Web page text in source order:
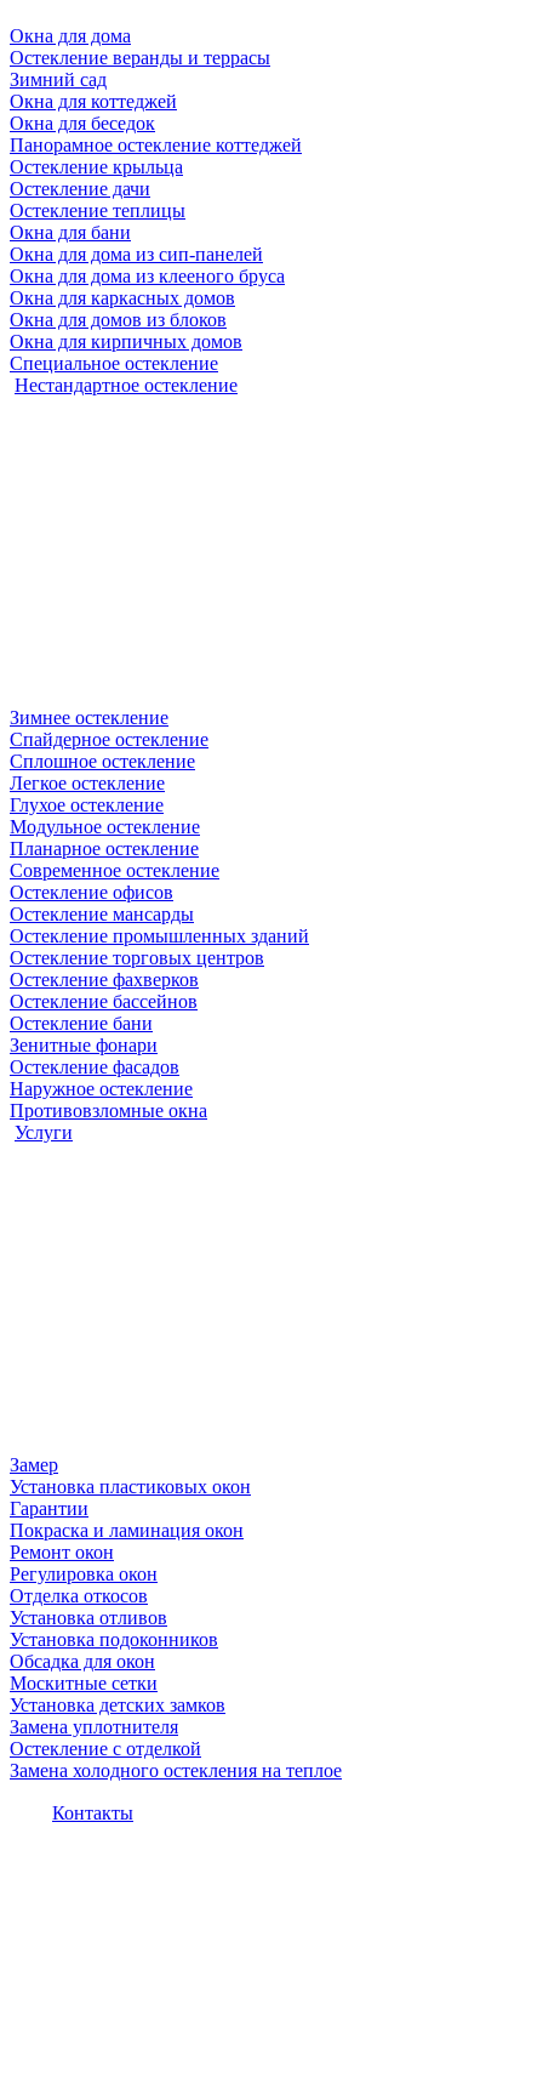
Окна для дома
Остекление веранды и террасы
Зимний сад
Окна для коттеджей
Окна для беседок
Панорамное остекление коттеджей
Остекление крыльца
Остекление дачи
Остекление теплицы
Окна для бани
Окна для дома из сип-панелей
Окна для дома из клееного бруса
Окна для каркасных домов
Окна для домов из блоков
Окна для кирпичных домов
Специальное остекление
Нестандартное остекление
Зимнее остекление
Спайдерное остекление
Сплошное остекление
Легкое остекление
Глухое остекление
Модульное остекление
Планарное остекление
Современное остекление
Остекление офисов
Остекление мансарды
Остекление промышленных зданий
Остекление торговых центров
Остекление фахверков
Остекление бассейнов
Остекление бани
Зенитные фонари
Остекление фасадов
Наружное остекление
Противовзломные окна
Услуги
Замер
Установка пластиковых окон
Гарантии
Покраска и ламинация окон
Ремонт окон
Регулировка окон
Отделка откосов
Установка отливов
Установка подоконников
Обсадка для окон
Москитные сетки
Установка детских замков
Замена уплотнителя
Остекление с отделкой
Замена холодного остекления на теплое
Контакты